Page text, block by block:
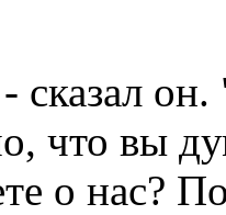
сказал
что вы
о нас?